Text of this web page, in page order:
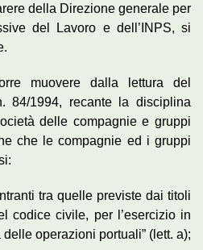
della Direzione generale per
del Lavoro e dell’INPS, si
muovere dalla lettura del
84/1994, recante la disciplina
delle compagnie e gruppi
che le compagnie ed i gruppi
tra quelle previste dai titoli
codice civile, per l’esercizio in
operazioni portuali” (lett. a);